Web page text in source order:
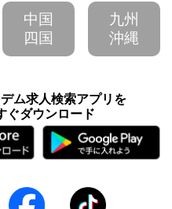
中国
四国
九州
沖縄
ム求人検索アプリを
ぐダウンロード